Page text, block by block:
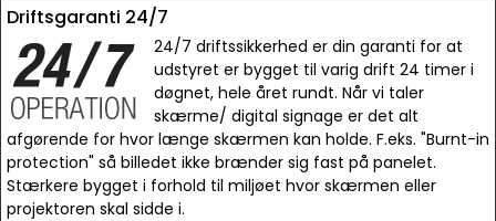
Driftsgaranti 24/7
24/7 driftssikkerhed er din garanti for at
udstyret er bygget til varig drift 24 timer i
døgnet, hele året rundt. Når vi taler
skærme/ digital signage er det alt
afgørende for hvor længe skærmen kan holde. F.eks. "Burnt-in
protection" så billedet ikke brænder sig fast på panelet.
Stærkere bygget i forhold til miljøet hvor skærmen eller
projektoren skal sidde i.